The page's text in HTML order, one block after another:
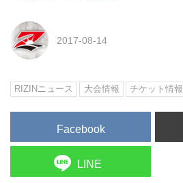
2017-08-14
RIZINニュース 大会情報 チケット情報
Facebook
LINE